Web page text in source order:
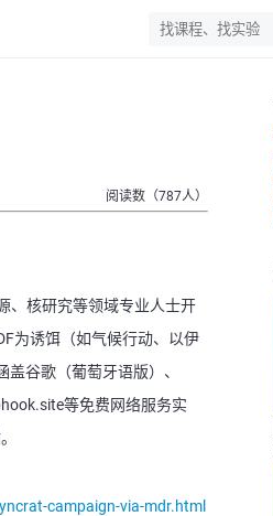
阅读数（787人）
、核研究等领域专业人士开
为诱饵（如气候行动、以伊
谷歌（葡萄牙语版）、
等免费网络服务实
campaign-via-mdr.html